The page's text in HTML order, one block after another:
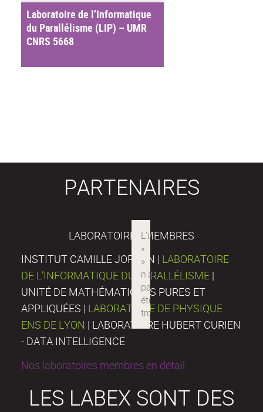
Laboratoire de l’Informatique
du Parallélisme (LIP) – UMR
CNRS 5668
PARTENAIRES
LABORATOIRES MEMBRES
INSTITUT CAMILLE JORDAN | LABORATOIRE
DE L’INFORMATIQUE DU PARALLÉLISME |
UNITÉ DE MATHÉMATIQUES PURES ET
APPLIQUÉES | LABORATOIRE DE PHYSIQUE
ENS DE LYON | LABORATOIRE HUBERT CURIEN
- DATA INTELLIGENCE
Nos laboratoires membres en détail
LES LABEX SONT DES